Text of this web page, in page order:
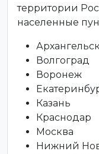
территории
населенные
Архангельск
Волгоград
Воронеж
Казань
Краснодар
Москва
Нижний